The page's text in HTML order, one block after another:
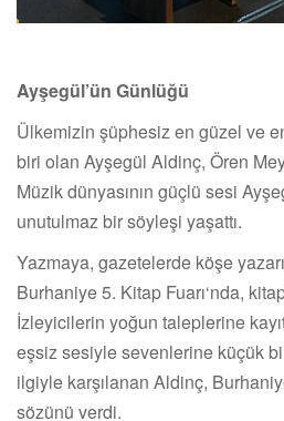
Ayşegül’ün Günlüğü
Ülkemizin şüphesiz en güzel ve
biri olan Ayşegül Aldinç, Ören
Müzik dünyasının güçlü sesi
unutulmaz bir söyleşi yaşattı.
Yazmaya, gazetelerde köşe
Burhaniye 5. Kitap Fuarı‘nda,
İzleyicilerin yoğun taleplerine
eşsiz sesiyle sevenlerine küçük
ilgiyle karşılanan Aldinç,
sözünü verdi.